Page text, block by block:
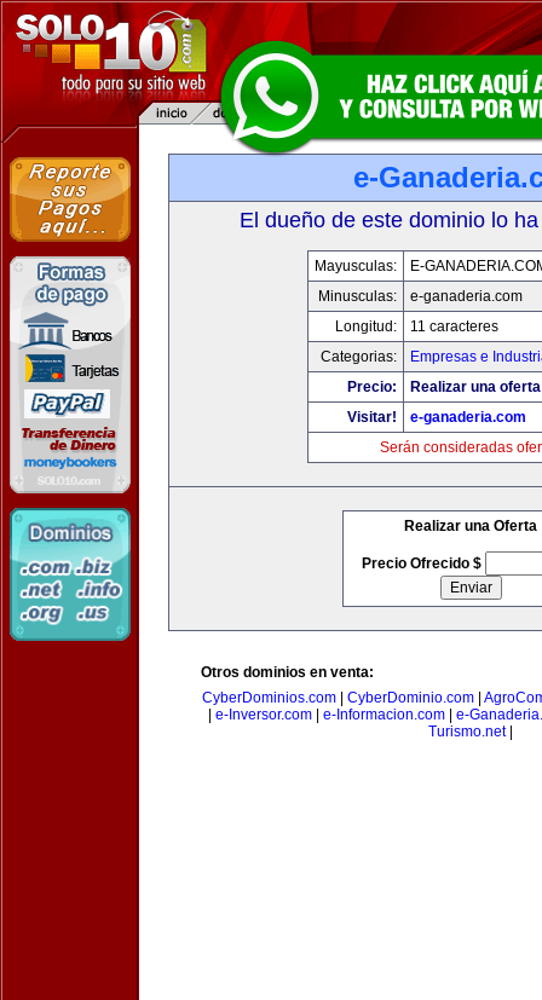
e-
El dueño de este dominio lo
Mayusculas:
E-
Minusculas:
e-ganaderia.com
Longitud:
11 caracteres
Categorias:
Empresas e
Precio:
Realizar una
Visitar!
e-ganaderia.com
Serán consideradas
Realizar una Oferta
Precio Ofrecido $
Otros dominios en venta:
CyberDominios.com| CyberDominio.com|
e-Inversor.com| e-Informacion.com| e-
Turismo.net|